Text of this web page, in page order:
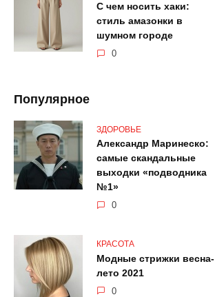
С чем носить хаки:
стиль амазонки в
шумном городе
0
Популярное
ЗДОРОВЬЕ
Александр Маринеско:
самые скандальные
выходки «подводника
№1»
0
КРАСОТА
Модные стрижки весна-
лето 2021
0